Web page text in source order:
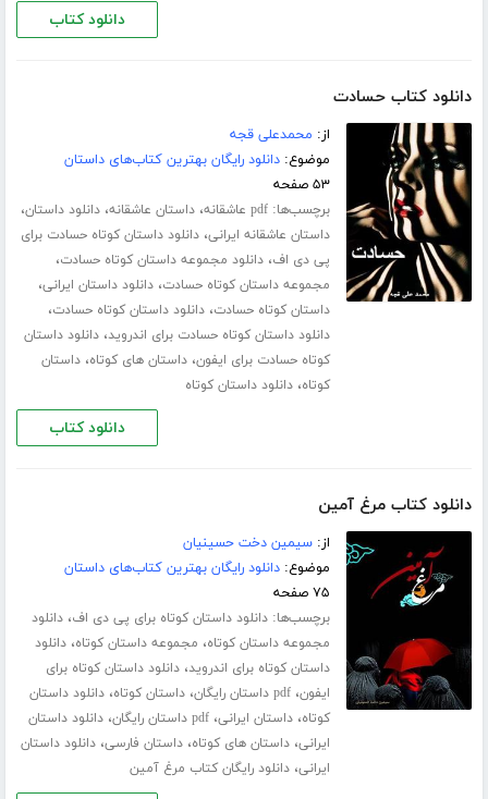
دانلود کتاب
دانلود کتاب حسادت
از: محمدعلی قجه
موضوع:دانلود رایگان بهترین کتاب‌های داستان
۵۳ صفحه
برچسب‌ها:pdf عاشقانه ،داستان عاشقانه،دانلود داستان،
داستان عاشقانه ایرانی،دانلود داستان کوتاه حسادت برای
پی دی اف،دانلود مجموعه داستان کوتاه حسادت،
مجموعه داستان کوتاه حسادت،دانلود داستان ایرانی،
داستان کوتاه حسادت،دانلود داستان کوتاه حسادت،
دانلود داستان کوتاه حسادت برای اندروید،دانلود داستان
کوتاه حسادت برای ایفون،داستان های کوتاه،داستان
کوتاه،دانلود داستان کوتاه
دانلود کتاب
دانلود کتاب مرغ آمین
از:سیمین دخت حسینیان
موضوع:دانلود رایگان بهترین کتاب‌های داستان
۷۵ صفحه
برچسب‌ها:دانلود داستان کوتاه برای پی دی اف،دانلود
مجموعه داستان کوتاه، مجموعه داستان کوتاه،دانلود
داستان کوتاه برای اندروید،دانلود داستان کوتاه برای
ایفون،pdf داستان رایگان ،داستان کوتاه،دانلود داستان
کوتاه،داستان ایرانی،pdf داستان رایگان ،دانلود داستان
ایرانی،داستان های کوتاه،داستان فارسی،دانلود داستان
ایرانی،دانلود رایگان کتاب مرغ آمین